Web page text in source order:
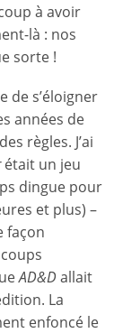
à avoir
là : nos
sorte !
de s’éloigner
années de
règles. J’ai
était un jeu
dingue pour
et plus) –
façon
AD&Dallait
La
enfoncé le